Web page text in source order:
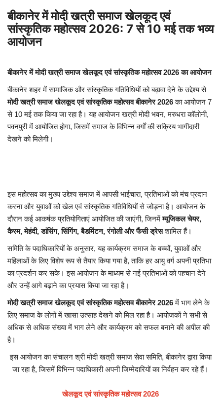
बीकानेर में मोदी खत्री समाज खेलकूद एवं
सांस्कृतिक महोत्सव 2026: 7 से 10 मई तक भव्य
आयोजन
बीकानेर में मोदी खत्री समाज खेलकूद एवं सांस्कृतिक महोत्सव 2026 का आयोजन
बीकानेर शहर में सामाजिक और सांस्कृतिक गतिविधियों को बढ़ावा देने के उद्देश्य से
मोदी खत्री समाज खेलकूद एवं सांस्कृतिक महोत्सव बीकानेर 2026का आयोजन 7
से 10 मई तक किया जा रहा है। यह आयोजन खत्री मोदी भवन, मरुधरा कॉलोनी,
पवनपुरी में आयोजित होगा, जिसमें समाज के विभिन्न वर्गों की सक्रिय भागीदारी
देखने को मिलेगी।
इस महोत्सव का मुख्य उद्देश्य समाज में आपसी भाईचारा, प्रतिभाओं को मंच प्रदान
करना और युवाओं को खेल एवं सांस्कृतिक गतिविधियों से जोड़ना है। आयोजन के
दौरान कई आकर्षक प्रतियोगिताएं आयोजित की जाएंगी, जिनमेंम्यूजिकल चेयर,
कैरम, मेहंदी, डांसिंग, सिंगिंग, बैडमिंटन, रंगोली और फैंसी ड्रेसशामिल हैं।
समिति के पदाधिकारियों के अनुसार, यह कार्यक्रम समाज के बच्चों, युवाओं और
महिलाओं के लिए विशेष रूप से तैयार किया गया है, ताकि हर आयु वर्ग अपनी प्रतिभा
का प्रदर्शन कर सके। इस आयोजन के माध्यम से नई प्रतिभाओं को पहचान देने
और उन्हें आगे बढ़ाने का प्रयास किया जा रहा है।
मोदी खत्री समाज खेलकूद एवं सांस्कृतिक महोत्सव बीकानेर 2026में भाग लेने के
लिए समाज के लोगों में खासा उत्साह देखने को मिल रहा है। आयोजकों ने सभी से
अधिक से अधिक संख्या में भाग लेने और कार्यक्रम को सफल बनाने की अपील की
है।
इस आयोजन का संचालन श्री मोदी खत्री समाज सेवा समिति, बीकानेर द्वारा किया
जा रहा है, जिसमें विभिन्न पदाधिकारी अपनी जिम्मेदारियों का निर्वहन कर रहे हैं।
खेलकूद एवं सांस्कृतिक महोत्सव 2026